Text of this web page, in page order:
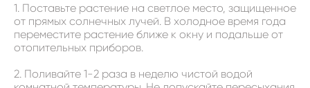
1. Поставьте растение на светлое место, защищенное
от прямых солнечных лучей. В холодное время года
переместите растение ближе к окну и подальше от
отопительных приборов.
2. Поливайте 1-2 раза в неделю чистой водой